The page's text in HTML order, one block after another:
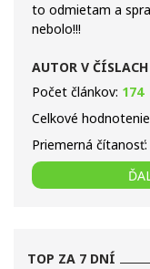
to odmietam a
nebolo!!!
AUTOR V ČÍSLACH
Počet článkov: 174
Celkové
Priemerná čítanosť:
TOP ZA 7 DNÍ